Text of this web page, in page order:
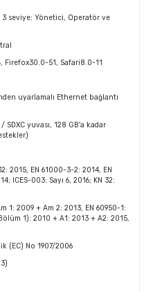
3 seviye: Yönetici, Operatör ve
Firefox30.0-51, Safari8.0-11
uyarlamalı Ethernet bağlantı
SDXC yuvası, 128 GB'a kadar
2015, EN 61000-3-2: 2014, EN
ICES-003: Sayı 6, 2016; KN 32:
1: 2009 + Am 2: 2013, EN 60950-1:
1): 2010 + A1: 2013 + A2: 2015,
(EC) No 1907/2006